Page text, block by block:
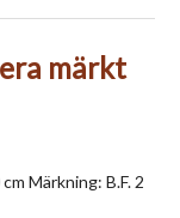
märkt
Märkning: B.F. 2